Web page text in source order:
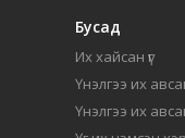
Бусад
Их хайсан үг
Үнэлгээ их
Үнэлгээ их